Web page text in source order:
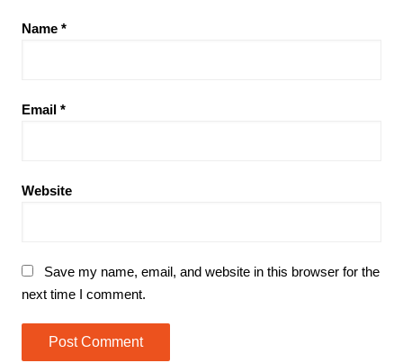
Name *
Email *
Website
Save my name, email, and website in this browser for the
next time I comment.